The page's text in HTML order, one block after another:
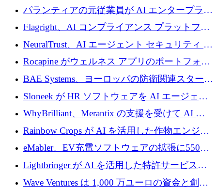
ーロの資金調達パッケージを獲得
パランティアの元従業員が AI エンタープライ
ズ スタートアップの Conduct に 6,000 万ドル
を調達
Flagright、AI コンプライアンス プラットフォ
ームを拡張するためにシリーズ A で 1,250 万
ドルを確保
NeuralTrust、AI エージェント セキュリティ プ
ラットフォームの拡張に 2,000 万ドルを調達
Rocapine がウェルネス アプリのポートフォリ
オを拡大するためにシリーズ A で 1,300 万ド
ルを調達
BAE Systems、ヨーロッパの防衛関連スタート
アップの規模拡大を支援するために 5,000 万
ユーロの支援を開始
Sloneek が HR ソフトウェアを AI エージェン
トに変えるために 600 万ドルを調達
WhyBrilliant、Merantix の支援を受けて AI 求
人マッチングを拡大するために 100 万ユーロ
Rainbow Crops が AI を活用した作物エンジニ
アリングを拡張するために 970 万ユーロを調
eMabler、EV充電ソフトウェアの拡張に550万
ユーロを確保
Lightbringer が AI を活用した特許サービスを
拡大するために 1,000 万ドルを調達
Wave Ventures は 1,000 万ユーロの資金と創設